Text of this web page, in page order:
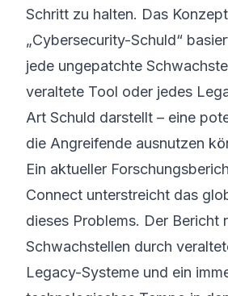
Schritt zu halten. Das
„Cybersecurity-Schuld“
jede ungepatchte
veraltete Tool oder jedes
Art Schuld darstellt – eine
die Angreifende ausnutzen
Ein aktueller
Connect unterstreicht das
dieses Problems. Der Bericht
Schwachstellen durch
Legacy-Systeme und ein